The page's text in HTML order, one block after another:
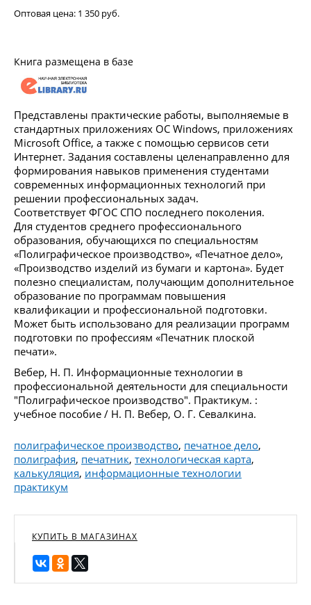
Оптовая цена: 1 350 руб.
Книга размещена в базе
Представлены практические работы, выполняемые в
стандартных приложениях ОС Windows, приложениях
Microsoft Office, а также с помощью сервисов сети
Интернет. Задания составлены целенаправленно для
формирования навыков применения студентами
современных информационных технологий при
решении профессиональных задач.
Соответствует ФГОС СПО последнего поколения.
Для студентов среднего профессионального
образования, обучающихся по специальностям
«Полиграфическое производство», «Печатное дело»,
«Производство изделий из бумаги и картона». Будет
полезно специалистам, получающим дополнительное
образование по программам повышения
квалификации и профессиональной подготовки.
Может быть использовано для реализации программ
подготовки по профессиям «Печатник плоской
печати».
Вебер, Н. П. Информационные технологии в
профессиональной деятельности для специальности
"Полиграфическое производство". Практикум. :
учебное пособие / Н. П. Вебер, О. Г. Севалкина.
полиграфическое производство, печатное дело,
полиграфия, печатник, технологическая карта,
калькуляция, информационные технологии
практикум
КУПИТЬ В МАГАЗИНАХ